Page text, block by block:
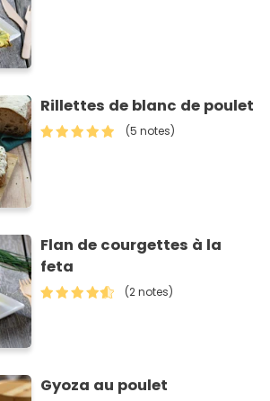
Rillettes de blanc de poulet
(5 notes)
Flan de courgettes à la
feta
(2 notes)
Gyoza au poulet